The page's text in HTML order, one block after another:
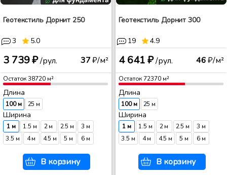
Геотекстиль Дорнит 250
3 5.0
3 739 ₽/рул. 37₽/м²
Остаток38720м²
Длина
100 м 25 м
Ширина
1 м 1.5 м 2 м 2.5 м
3 м
3.5 м
4 м 4.5 м 5 м 6 м
В корзину
Геотекстиль Дорнит 300
19 4.9
4 641 ₽/рул. 46₽/м²
Остаток72370м²
Длина
100 м 25 м
Ширина
1 м 1.5 м 2 м 2.5 м
3 м
3.5 м
4 м 4.5 м 5 м 6 м
В корзину